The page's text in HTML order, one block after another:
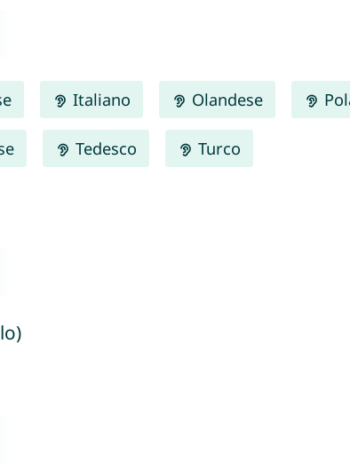
Italiano Olandese
Tedesco Turco